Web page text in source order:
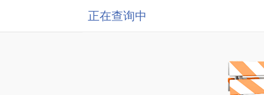
正在查询中